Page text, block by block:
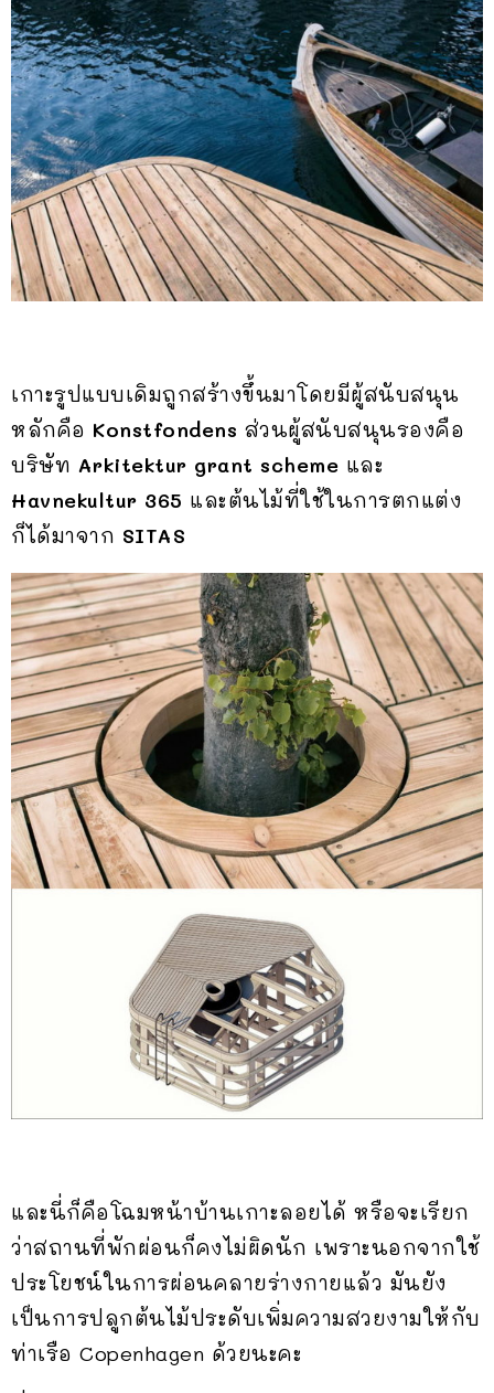
เกาะรูปแบบเดิมถูกสร้างขึ้นมาโดยมีผู้สนับสนุน
หลักคือ Konstfondens ส่วนผู้สนับสนุนรองคือ
บริษัท Arkitektur grant scheme และ
Havnekultur 365 และต้นไม้ที่ใช้ในการตกแต่ง
ก็ได้มาจาก SITAS
และนี่ก็คือโฉมหน้าบ้านเกาะลอยได้ หรือจะเรียก
ว่าสถานที่พักผ่อนก็คงไม่ผิดนัก เพราะนอกจากใช้
ประโยชน์ในการผ่อนคลายร่างกายแล้ว มันยัง
เป็นการปลูกต้นไม้ประดับเพิ่มความสวยงามให้กับ
ท่าเรือ Copenhagen ด้วยนะคะ